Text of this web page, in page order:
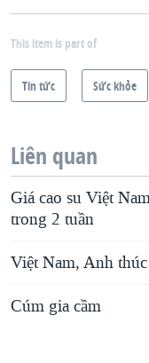
This item is part of
Tin tức Sức khỏe
Liên quan
Giá cao su Việt
trong 2 tuần
Việt Nam, Anh
Cúm gia cầm